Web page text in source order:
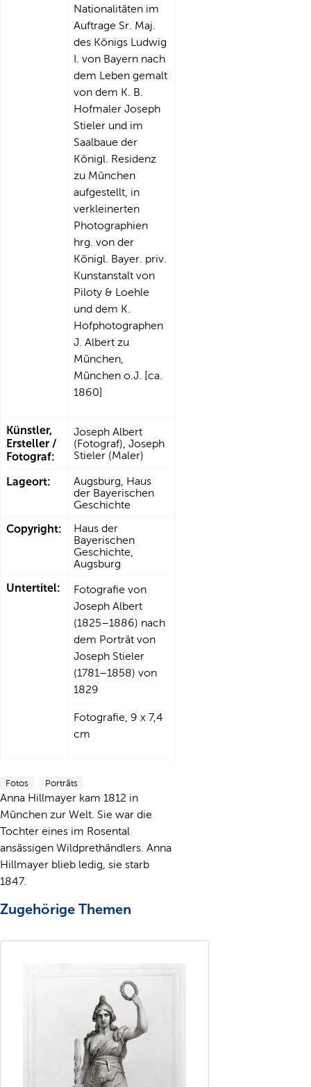
Nationalitäten im
Auftrage Sr. Maj.
des Königs Ludwig
I. von Bayern nach
dem Leben gemalt
von dem K. B.
Hofmaler Joseph
Stieler und im
Saalbaue der
Königl. Residenz
zu München
aufgestellt, in
verkleinerten
Photographien
hrg. von der
Königl. Bayer. priv.
Kunstanstalt von
Piloty & Loehle
und dem K.
Hofphotographen
J. Albert zu
München,
München o.J. [ca.
1860]
Künstler,
Ersteller /
Fotograf:
Joseph Albert
(Fotograf), Joseph
Stieler (Maler)
Lageort:
Augsburg, Haus
der Bayerischen
Geschichte
Copyright:
Haus der
Bayerischen
Geschichte,
Augsburg
Untertitel:
Fotografie von
Joseph Albert
(1825–1886) nach
dem Porträt von
Joseph Stieler
(1781–1858) von
1829
Fotografie, 9 x 7,4
cm
Fotos Porträts
Anna Hillmayer kam 1812 in
München zur Welt. Sie war die
Tochter eines im Rosental
ansässigen Wildprethändlers. Anna
Hillmayer blieb ledig, sie starb
1847.
Zugehörige Themen